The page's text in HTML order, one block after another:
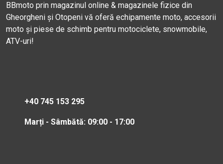
BBmoto prin magazinul online & magazinele fizice din
Gheorgheni și Otopeni vă oferă echipamente moto, accesorii
moto și piese de schimb pentru motociclete, snowmobile,
ATV-uri!
+40 745 153 295
Marți - Sâmbătă: 09:00 - 17:00